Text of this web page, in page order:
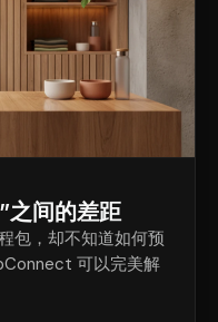
之间的差距
包，却不知道如何预
可以完美解